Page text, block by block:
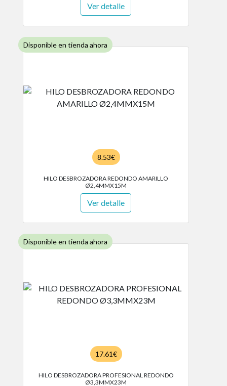
Ver detalle
Disponible en tienda ahora
8.53€
HILO DESBROZADORA REDONDO AMARILLO
Ø2,4MMX15M
Ver detalle
Disponible en tienda ahora
17.61€
HILO DESBROZADORA PROFESIONAL REDONDO
Ø3,3MMX23M